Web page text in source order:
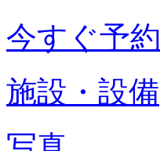
今すぐ予約
施設・設備